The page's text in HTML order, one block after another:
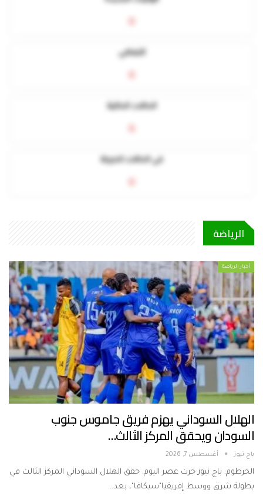
0
التعافي
0
الحالات الحالية
0
في الحالات الحرجة
0
الرياضة
أخبار الرياضة
الهلال السوداني يهزم فريق جاموس جنوب
السودان ويحقق المركز الثالث…
باج نيوز أغسطس 7, 2026
الخرطوم: باج نيوز جرت عصر اليوم. حقق الهلال السوداني المركز الثالث في
بطولة شرق ووسط إفريقيا"سيكافا"، بعد…